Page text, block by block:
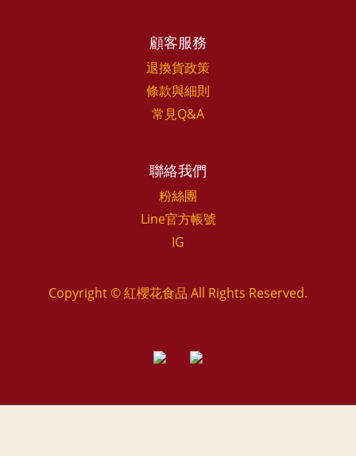
顧客服務
退換貨政策
條款與細則
常見Q&A
聯絡我們
粉絲團
Line官方帳號
IG
Copyright © 紅櫻花食品 All Rights Reserved.